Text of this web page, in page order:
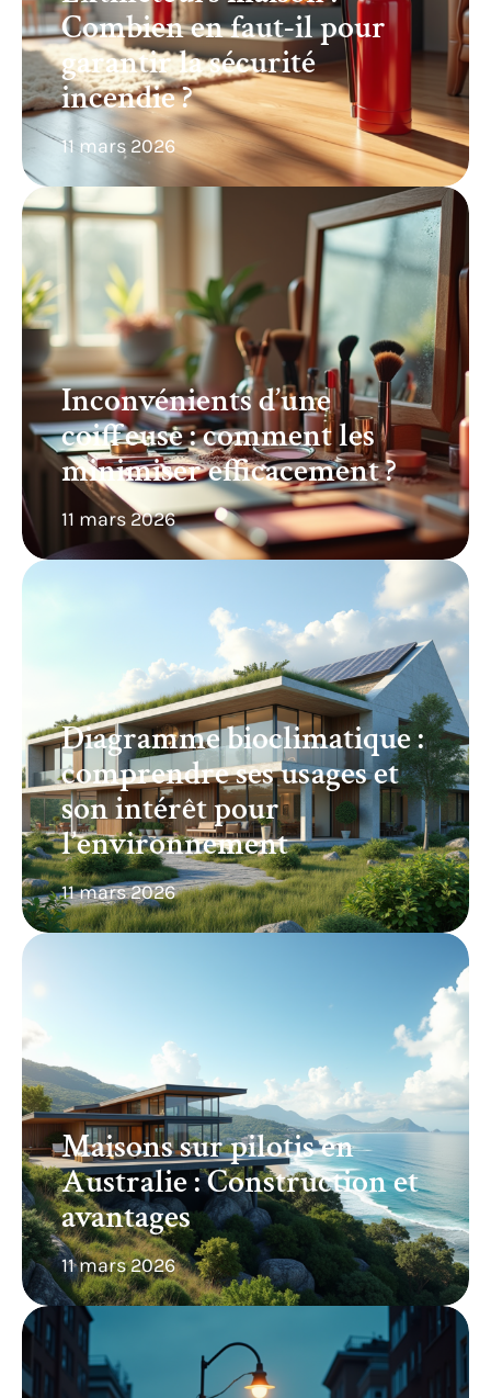
Combien en faut-il pour
garantir la sécurité
incendie ?
11 mars 2026
Inconvénients d’une
coiffeuse : comment les
minimiser efficacement ?
11 mars 2026
Diagramme bioclimatique :
comprendre ses usages et
son intérêt pour
l’environnement
11 mars 2026
Maisons sur pilotis en
Australie : Construction et
avantages
11 mars 2026